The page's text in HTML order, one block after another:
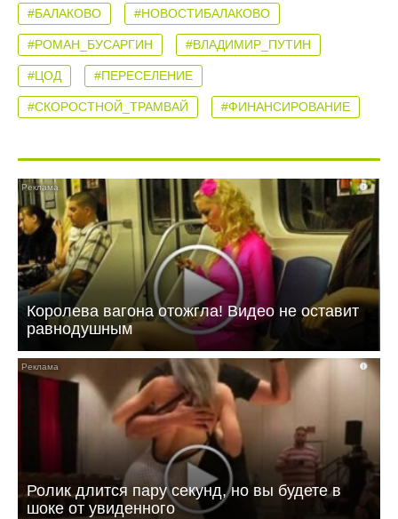
#БАЛАКОВО #НОВОСТИБАЛАКОВО
#РОМАН_БУСАРГИН #ВЛАДИМИР_ПУТИН
#ЦОД #ПЕРЕСЕЛЕНИЕ
#СКОРОСТНОЙ_ТРАМВАЙ #ФИНАНСИРОВАНИЕ
i
Королева вагона отожгла! Видео не оставит
равнодушным
i
Ролик длится пару секунд, но вы будете в
шоке от увиденного